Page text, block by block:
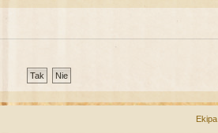
Ekipa